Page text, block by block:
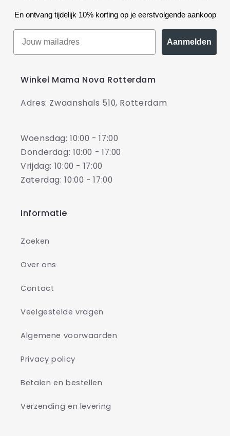
En ontvang tijdelijk 10% korting op je eerstvolgende aankoop
Aanmelden
Winkel Mama Nova Rotterdam
Adres: Zwaanshals 510, Rotterdam
Woensdag: 10:00 - 17:00
Donderdag: 10:00 - 17:00
Vrijdag: 10:00 - 17:00
Zaterdag: 10:00 - 17:00
Informatie
Zoeken
Over ons
Contact
Veelgestelde vragen
Algemene voorwaarden
Privacy policy
Betalen en bestellen
Verzending en levering